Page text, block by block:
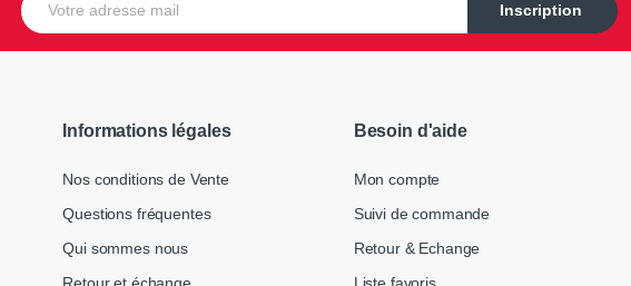
Inscription
Informations légales
Nos conditions de Vente
Questions fréquentes
Qui sommes nous
Besoin d'aide
Mon compte
Suivi de commande
Retour & Echange